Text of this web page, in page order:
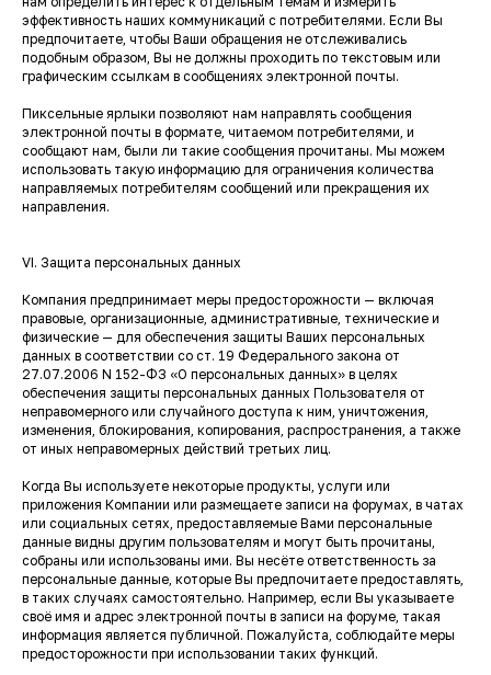
эффективность наших коммуникаций с потребителями. Если Вы
предпочитаете, чтобы Ваши обращения не отслеживались
подобным образом, Вы не должны проходить по текстовым или
графическим ссылкам в сообщениях электронной почты.
Пиксельные ярлыки позволяют нам направлять сообщения
электронной почты в формате, читаемом потребителями, и
сообщают нам, были ли такие сообщения прочитаны. Мы можем
использовать такую информацию для ограничения количества
направляемых потребителям сообщений или прекращения их
направления.
VI. Защита персональных данных
Компания предпринимает меры предосторожности — включая
правовые, организационные, административные, технические и
физические — для обеспечения защиты Ваших персональных
данных в соответствии со ст. 19 Федерального закона от
27.07.2006 N 152-ФЗ «О персональных данных» в целях
обеспечения защиты персональных данных Пользователя от
неправомерного или случайного доступа к ним, уничтожения,
изменения, блокирования, копирования, распространения, а также
от иных неправомерных действий третьих лиц.
Когда Вы используете некоторые продукты, услуги или
приложения Компании или размещаете записи на форумах, в чатах
или социальных сетях, предоставляемые Вами персональные
данные видны другим пользователям и могут быть прочитаны,
собраны или использованы ими. Вы несёте ответственность за
персональные данные, которые Вы предпочитаете предоставлять,
в таких случаях самостоятельно. Например, если Вы указываете
своё имя и адрес электронной почты в записи на форуме, такая
информация является публичной. Пожалуйста, соблюдайте меры
предосторожности при использовании таких функций.